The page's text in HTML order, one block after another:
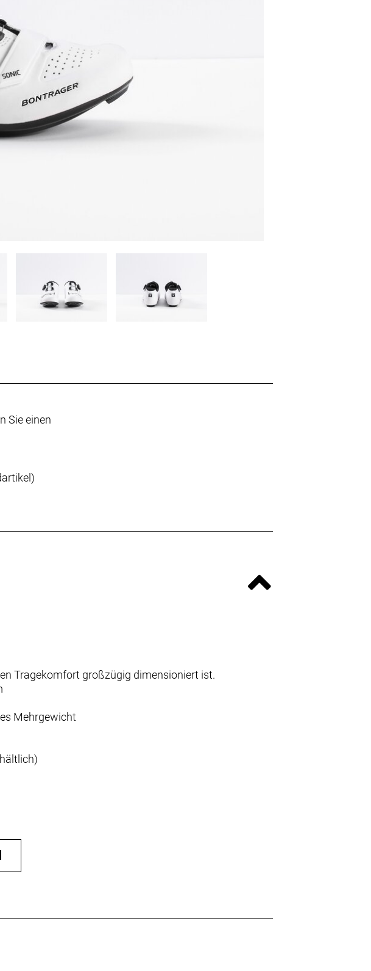
Sie einen
)
Tragekomfort großzügig dimensioniert ist.
Mehrgewicht